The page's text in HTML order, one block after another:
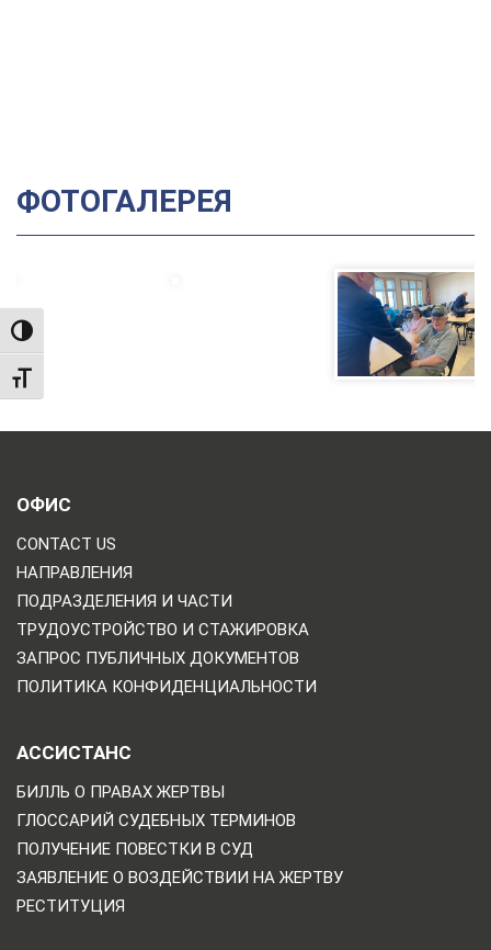
TOGGLE HIGH CONTRAST
TOGGLE FONT SIZE
ФОТОГАЛЕРЕЯ
ОФИС
CONTACT US
НАПРАВЛЕНИЯ
ПОДРАЗДЕЛЕНИЯ И ЧАСТИ
ТРУДОУСТРОЙСТВО И СТАЖИРОВКА
ЗАПРОС ПУБЛИЧНЫХ ДОКУМЕНТОВ
ПОЛИТИКА КОНФИДЕНЦИАЛЬНОСТИ
АССИСТАНС
БИЛЛЬ О ПРАВАХ ЖЕРТВЫ
ГЛОССАРИЙ СУДЕБНЫХ ТЕРМИНОВ
ПОЛУЧЕНИЕ ПОВЕСТКИ В СУД
ЗАЯВЛЕНИЕ О ВОЗДЕЙСТВИИ НА ЖЕРТВУ
РЕСТИТУЦИЯ